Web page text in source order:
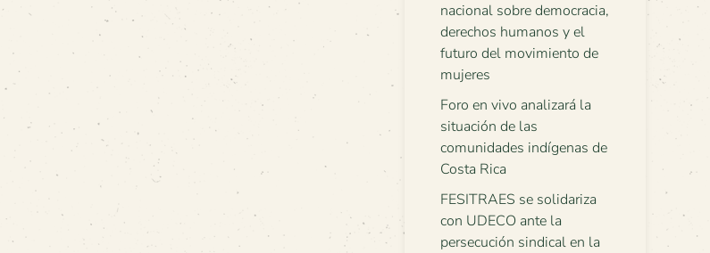
nacional sobre democracia,
derechos humanos y el
futuro del movimiento de
mujeres
Foro en vivo analizará la
situación de las
comunidades indígenas de
Costa Rica
FESITRAES se solidariza
con UDECO ante la
persecución sindical en la